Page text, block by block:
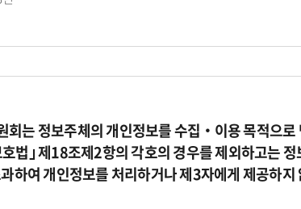
회는 정보주체의 개인정보를 수집‧이용 목적으로
법｣ 제18조제2항의 각호의 경우를 제외하고는
하여 개인정보를 처리하거나 제3자에게 제공하지